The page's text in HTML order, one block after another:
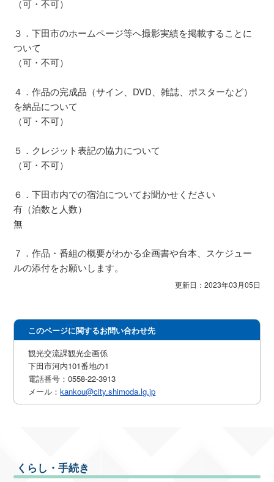
（可・不可）
３．下田市のホームページ等へ撮影実績を掲載することに
ついて
（可・不可）
４．作品の完成品（サイン、DVD、雑誌、ポスターなど）
を納品について
（可・不可）
５．クレジット表記の協力について
（可・不可）
６．下田市内での宿泊についてお聞かせください
有（泊数と人数）
無
７．作品・番組の概要がわかる企画書や台本、スケジュー
ルの添付をお願いします。
更新日：2023年03月05日
このページに関するお問い合わせ先
観光交流課観光企画係
下田市河内101番地の1
電話番号：0558-22-3913
メール：kankou@city.shimoda.lg.jp
くらし・手続き